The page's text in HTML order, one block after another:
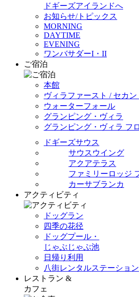
ドギーズアイランドへ
お知らせ/トピックス
MORNING
DAYTIME
EVENING
ワンバサダーI・II
ご宿泊
本館
ヴィラファースト / セカン
ウォーターフォール
グランピング・ヴィラ
グランピング・ヴィラ フ
ドギーズサウス
サウスウイング
アクアテラス
ファミリーロッジ
カーサブランカ
アクティビティ
ドッグラン
四季の花径
ドッグプール・
じゃぶじゃぶ池
日帰り利用
八街レンタルステーション
レストラン &
カフェ